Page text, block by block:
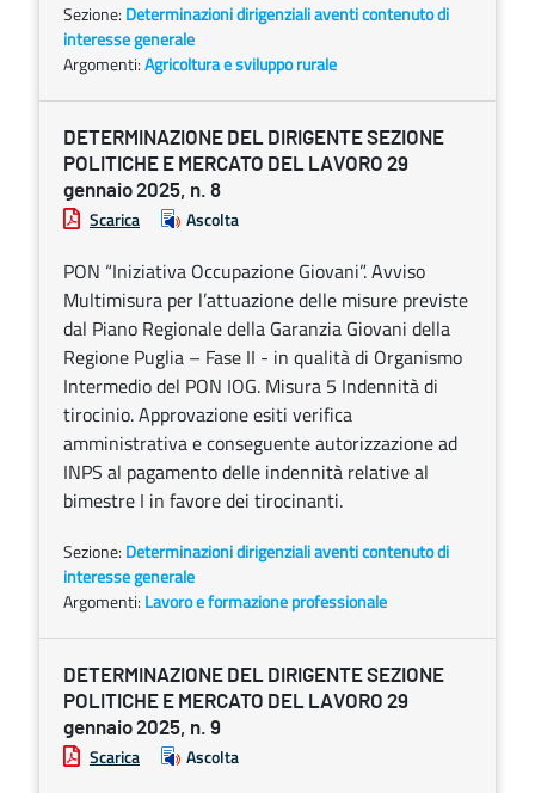
Sezione: Determinazioni dirigenziali aventi contenuto di
interesse generale
Argomenti:Agricoltura e sviluppo rurale
DETERMINAZIONE DEL DIRIGENTE SEZIONE
POLITICHE E MERCATO DEL LAVORO 29
gennaio 2025, n. 8
Scarica Ascolta
PON “Iniziativa Occupazione Giovani”. Avviso
Multimisura per l’attuazione delle misure previste
dal Piano Regionale della Garanzia Giovani della
Regione Puglia – Fase II - in qualità di Organismo
Intermedio del PON IOG. Misura 5 Indennità di
tirocinio. Approvazione esiti verifica
amministrativa e conseguente autorizzazione ad
INPS al pagamento delle indennità relative al
bimestre I in favore dei tirocinanti.
Sezione: Determinazioni dirigenziali aventi contenuto di
interesse generale
Argomenti: Lavoro e formazione professionale
DETERMINAZIONE DEL DIRIGENTE SEZIONE
POLITICHE E MERCATO DEL LAVORO 29
gennaio 2025, n. 9
Scarica Ascolta